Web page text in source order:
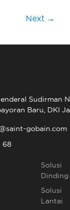
Next →
Sudirman
Baru, DKI
gobain.com
68
Solusi
Dinding
Solusi
Lantai